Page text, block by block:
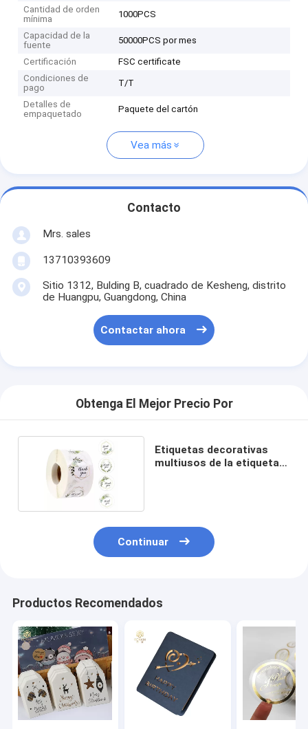
Cantidad de orden
mínima
1000PCS
Capacidad de la
fuente
50000PCS por mes
Certificación
FSC certificate
Condiciones de
pago
T/T
Detalles de
empaquetado
Paquete del cartón
Vea más
Contacto
Mrs. sales
13710393609
Sitio 1312, Bulding B, cuadrado de Kesheng, distrito
de Huangpu, Guangdong, China
Contactar ahora
Obtenga El Mejor Precio Por
Etiquetas decorativas
multiusos de la etiqueta
Continuar
Productos Recomendados